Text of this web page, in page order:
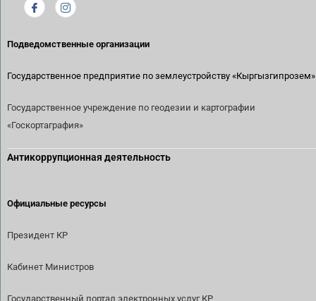
Подведомственные организации
Государственное предприятие по землеустройству «Кыргызгипрозем»
Государственное учреждение по геодезии и картографии
«Госкортаграфия»
Антикоррупционная деятельность
Официальные ресурсы
Президент КР
Кабинет Министров
Государственный портал электронных услуг КР